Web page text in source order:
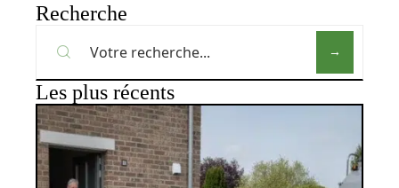
Recherche
Les plus récents